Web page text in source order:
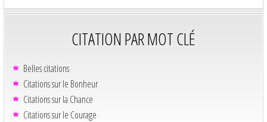
CITATION PAR MOT CLÉ
Belles citations
Citations sur le Bonheur
Citations sur la Chance
Citations sur le Courage